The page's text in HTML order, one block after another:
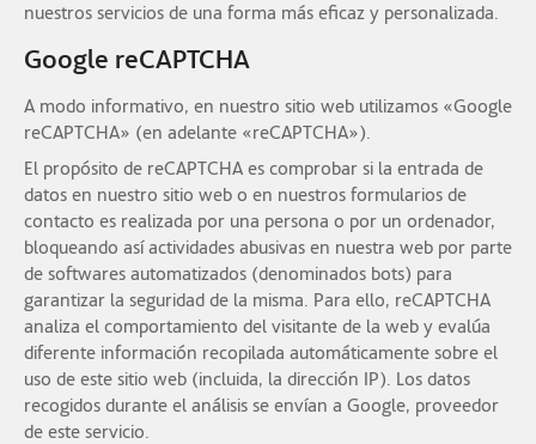
nuestros servicios de una forma más eficaz y personalizada.
Google reCAPTCHA
A modo informativo, en nuestro sitio web utilizamos «Google
reCAPTCHA» (en adelante «reCAPTCHA»).
El propósito de reCAPTCHA es comprobar si la entrada de
datos en nuestro sitio web o en nuestros formularios de
contacto es realizada por una persona o por un ordenador,
bloqueando así actividades abusivas en nuestra web por parte
de softwares automatizados (denominados bots) para
garantizar la seguridad de la misma. Para ello, reCAPTCHA
analiza el comportamiento del visitante de la web y evalúa
diferente información recopilada automáticamente sobre el
uso de este sitio web (incluida, la dirección IP). Los datos
recogidos durante el análisis se envían a Google, proveedor
de este servicio.